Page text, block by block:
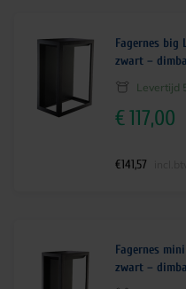
Fagernes big
zwart –
Levertijd
€117,00
€141,57
Fagernes
zwart –